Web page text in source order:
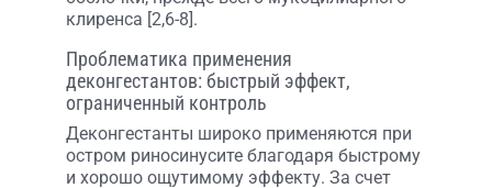
клиренса [2,6-8].
Проблематика применения
деконгестантов: быстрый эффект,
ограниченный контроль
Деконгестанты широко применяются при
остром риносинусите благодаря быстрому
и хорошо ощутимому эффекту. За счет